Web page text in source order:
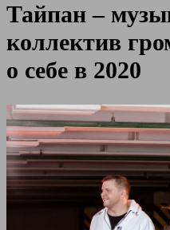
Тайпан –
коллектив
о себе в 2020